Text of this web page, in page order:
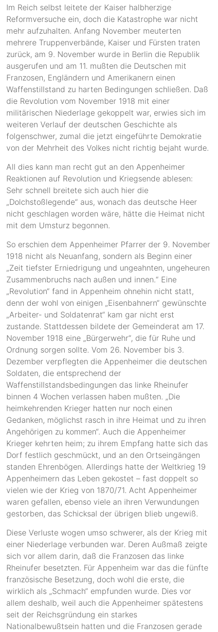
Im Reich selbst leitete der Kaiser halbherzige
Reformversuche ein, doch die Katastrophe war nicht
mehr aufzuhalten. Anfang November meuterten
mehrere Truppenverbände, Kaiser und Fürsten traten
zurück, am 9. November wurde in Berlin die Republik
ausgerufen und am 11. mußten die Deutschen mit
Franzosen, Engländern und Amerikanern einen
Waffenstillstand zu harten Bedingungen schließen. Daß
die Revolution vom November 1918 mit einer
militärischen Niederlage gekoppelt war, erwies sich im
weiteren Verlauf der deutschen Geschichte als
folgenschwer, zumal die jetzt eingeführte Demokratie
von der Mehrheit des Volkes nicht richtig bejaht wurde.
All dies kann man recht gut an den Appenheimer
Reaktionen auf Revolution und Kriegsende ablesen:
Sehr schnell breitete sich auch hier die
„Dolchstoßlegende“ aus, wonach das deutsche Heer
nicht geschlagen worden wäre, hätte die Heimat nicht
mit dem Umsturz begonnen.
So erschien dem Appenheimer Pfarrer der 9. November
1918 nicht als Neuanfang, sondern als Beginn einer
„Zeit tiefster Erniedrigung und ungeahnten, ungeheuren
Zusammenbruchs nach außen und innen.“ Eine
„Revolution“ fand in Appenheim ohnehin nicht statt,
denn der wohl von einigen „Eisenbahnern“ gewünschte
„Arbeiter- und Soldatenrat“ kam gar nicht erst
zustande. Stattdessen bildete der Gemeinderat am 17.
November 1918 eine „Bürgerwehr“, die für Ruhe und
Ordnung sorgen sollte. Vom 26. November bis 3.
Dezember verpflegten die Appenheimer die deutschen
Soldaten, die entsprechend der
Waffenstillstandsbedingungen das linke Rheinufer
binnen 4 Wochen verlassen haben mußten. „Die
heimkehrenden Krieger hatten nur noch einen
Gedanken, möglichst rasch in ihre Heimat und zu ihren
Angehörigen zu kommen“. Auch die Appenheimer
Krieger kehrten heim; zu ihrem Empfang hatte sich das
Dorf festlich geschmückt, und an den Ortseingängen
standen Ehrenbögen. Allerdings hatte der Weltkrieg 19
Appenheimern das Leben gekostet – fast doppelt so
vielen wie der Krieg von 1870/71. Acht Appenheimer
waren gefallen, ebenso viele an ihren Verwundungen
gestorben, das Schicksal der übrigen blieb ungewiß.
Diese Verluste wogen umso schwerer, als der Krieg mit
einer Niederlage verbunden war. Deren Außmaß zeigte
sich vor allem darin, daß die Franzosen das linke
Rheinufer besetzten. Für Appenheim war das die fünfte
französische Besetzung, doch wohl die erste, die
wirklich als „Schmach“ empfunden wurde. Dies vor
allem deshalb, weil auch die Appenheimer spätestens
seit der Reichsgründung ein starkes
Nationalbewußtsein hatten und die Franzosen gerade